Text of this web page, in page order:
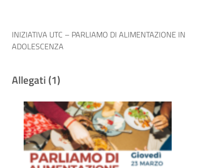
INIZIATIVA UTC – PARLIAMO DI ALIMENTAZIONE IN
ADOLESCENZA
Allegati (1)